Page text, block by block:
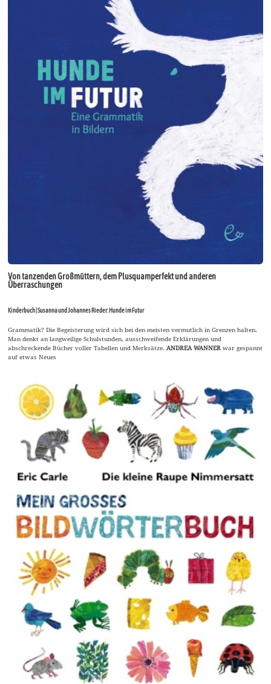
Von tanzenden Großmüttern, dem Plusquamperfekt und anderen
Überraschungen
Kinderbuch | Susanna und Johannes Rieder: Hunde im Futur
Grammatik? Die Begeisterung wird sich bei den meisten vermutlich in Grenzen halten.
Man denkt an langweilige Schulstunden, ausschweifende Erklärungen und
abschreckende Bücher voller Tabellen und Merksätze.ANDREA WANNERwar gespannt
auf etwas Neues